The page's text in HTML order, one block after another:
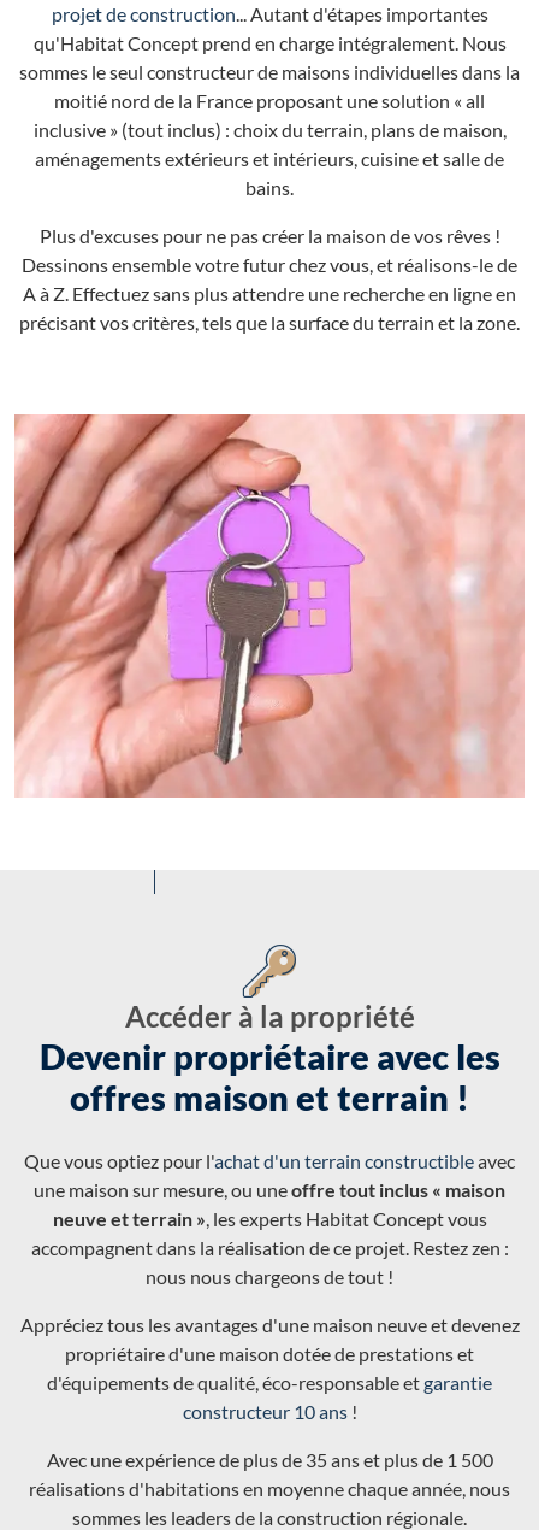
projet de construction... Autant d'étapes importantes
qu'Habitat Concept prend en charge intégralement. Nous
sommes le seul constructeur de maisons individuelles dans la
moitié nord de la France proposant une solution « all
inclusive » (tout inclus) : choix du terrain, plans de maison,
aménagements extérieurs et intérieurs, cuisine et salle de
bains.
Plus d'excuses pour ne pas créer la maison de vos rêves !
Dessinons ensemble votre futur chez vous, et réalisons-le de
A à Z. Effectuez sans plus attendre une recherche en ligne en
précisant vos critères, tels que la surface du terrain et la zone.
Accéder à la propriété
Devenir propriétaire avec les
offres maison et terrain !
Que vous optiez pour l'achat d'un terrain constructibleavec
une maison sur mesure, ou uneoffre tout inclus « maison
neuve et terrain », les experts Habitat Concept vous
accompagnent dans la réalisation de ce projet. Restez zen :
nous nous chargeons de tout !
Appréciez tous les avantages d'une maison neuve et devenez
propriétaire d'une maison dotée de prestations et
d'équipements de qualité, éco-responsable etgarantie
constructeur 10 ans!
Avec une expérience de plus de 35 ans et plus de 1 500
réalisations d'habitations en moyenne chaque année, nous
sommes les leaders de la construction régionale.